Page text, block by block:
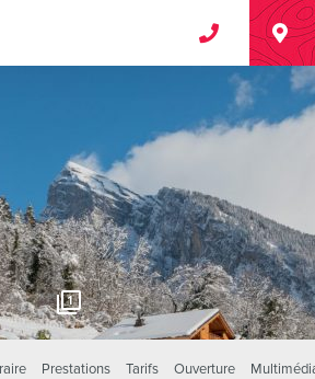
1
Prestations Tarifs Ouverture